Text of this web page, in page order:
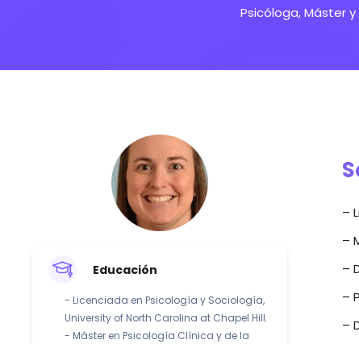
Psicóloga, Máster
Educación
- Licenciada en Psicología y Sociología,
University of North Carolina at Chapel Hill.
- Máster en Psicología Clínica y de la
–
–
–
–
–